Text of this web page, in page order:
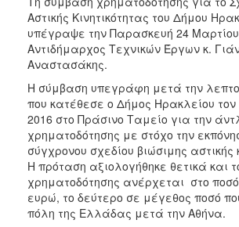
Αστικής Κινητικότητας του Δήμου
υπέγραψε την Παρασκευή 24
Αντιδήμαρχος Τεχνικών Έργων κ.
Αναστασάκης.
Η σύμβαση υπεγράφη μετά την
που κατέθεσε ο Δήμος Ηρακλείου τον
2016 στο Πράσινο Ταμείο για την
χρηματοδότησης με στόχο την
σύγχρονου σχεδίου βιώσιμης αστικής
Η πρόταση αξιολογήθηκε θετικά και
χρηματοδότησης ανέρχεται στο
ευρώ, το δεύτερο σε μέγεθος ποσό
πόλη της Ελλάδας μετά την Αθήνα.